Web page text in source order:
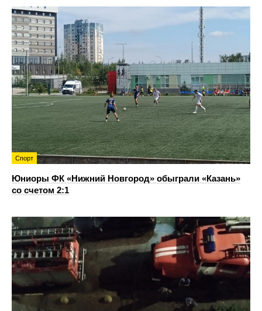
Спорт
Юниоры ФК «Нижний Новгород» обыграли «Казань»
со счетом 2:1